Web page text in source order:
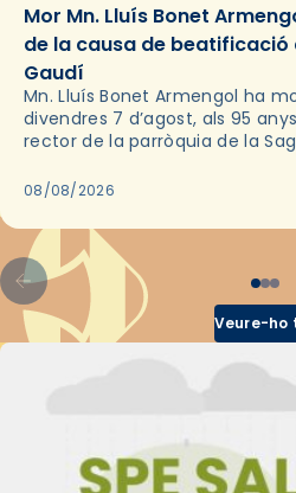
Mor Mn. Lluís Bonet
de la causa de beatificació
Gaudí
Mn. Lluís Bonet Armengol ha
divendres 7 d’agost, als 95
rector de la parròquia de la
2018,…
08/08/2026
Veure-ho